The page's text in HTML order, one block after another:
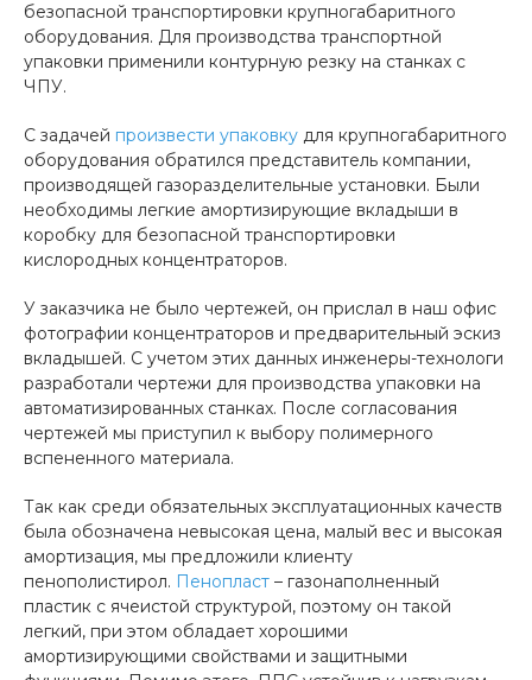
безопасной транспортировки крупногабаритного
оборудования. Для производства транспортной
упаковки применили контурную резку на станках с
ЧПУ.
С задачей произвести упаковку для крупногабаритного
оборудования обратился представитель компании,
производящей газоразделительные установки. Были
необходимы легкие амортизирующие вкладыши в
коробку для безопасной транспортировки
кислородных концентраторов.
У заказчика не было чертежей, он прислал в наш офис
фотографии концентраторов и предварительный эскиз
вкладышей. С учетом этих данных инженеры-технологи
разработали чертежи для производства упаковки на
автоматизированных станках. После согласования
чертежей мы приступил к выбору полимерного
вспененного материала.
Так как среди обязательных эксплуатационных качеств
была обозначена невысокая цена, малый вес и высокая
амортизация, мы предложили клиенту
пенополистирол. Пенопласт – газонаполненный
пластик с ячеистой структурой, поэтому он такой
легкий, при этом обладает хорошими
амортизирующими свойствами и защитными